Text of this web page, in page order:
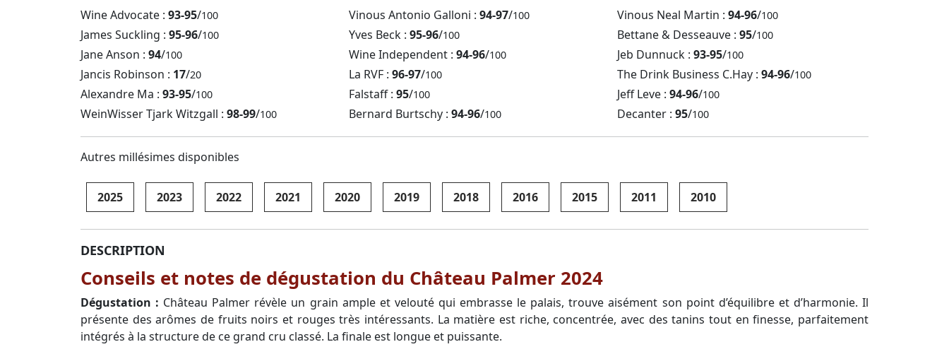
Wine Advocate : 93-95/100 Vinous Antonio Galloni : 94-97/100 Vinous Neal Martin : 94-96/100
James Suckling : 95-96/100 Yves Beck : 95-96/100 Bettane & Desseauve : 95/100
Jane Anson : 94/100 Wine Independent : 94-96/100 Jeb Dunnuck : 93-95/100
Jancis Robinson : 17/20 La RVF : 96-97/100 The Drink Business C.Hay : 94-96/100
Alexandre Ma : 93-95/100 Falstaff : 95/100 Jeff Leve : 94-96/100
WeinWisser Tjark Witzgall : 98-99/100 Bernard Burtschy : 94-96/100 Decanter : 95/100
Autres millésimes disponibles
2025 2023 2022 2021 2020 2019 2018 2016 2015 2011 2010
DESCRIPTION
Conseils et notes de dégustation du Château Palmer 2024
Dégustation : Château Palmer révèle un grain ample et velouté qui embrasse le palais, trouve aisément son point d’équilibre et d’harmonie. Il
présente des arômes de fruits noirs et rouges très intéressants. La matière est riche, concentrée, avec des tanins tout en finesse, parfaitement
intégrés à la structure de ce grand cru classé. La finale est longue et puissante.